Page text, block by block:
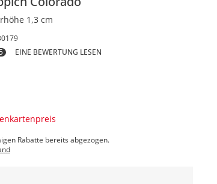
1,3 cm
EINE BEWERTUNG LESEN
Rabatte bereits abgezogen.